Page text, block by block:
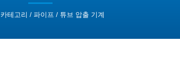
카테고리 / 파이프 / 튜브 압출 기계